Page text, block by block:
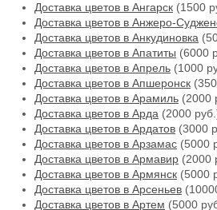
Доставка цветов в Ангарск (1500
Доставка цветов в Анжеро-
Доставка цветов в Анкудиновка
Доставка цветов в Апатиты (6000
Доставка цветов в Апрель (1000
Доставка цветов в Апшеронск
Доставка цветов в Арамиль (2000
Доставка цветов в Арда (2000
Доставка цветов в Ардатов (3000
Доставка цветов в Арзамас (5000
Доставка цветов в Армавир (2000
Доставка цветов в Армянск (5000
Доставка цветов в Арсеньев
Доставка цветов в Артем (5000